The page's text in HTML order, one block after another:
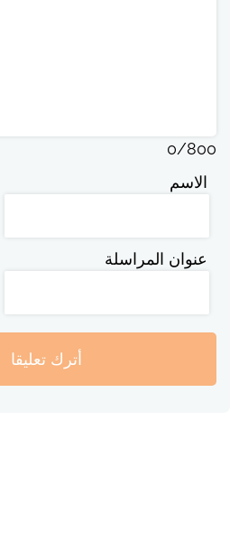
0/800
الاسم
عنوان المراسلة
أترك تعليقا